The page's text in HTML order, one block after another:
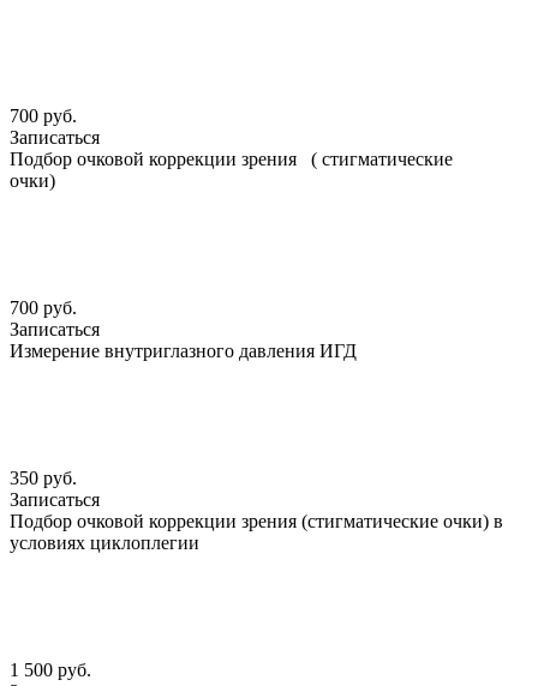
700 руб.
Записаться
Подбор очковой коррекции зрения ( стигматические
очки)
700 руб.
Записаться
Измерение внутриглазного давления ИГД
350 руб.
Записаться
Подбор очковой коррекции зрения (стигматические очки) в
условиях циклоплегии
1 500 руб.